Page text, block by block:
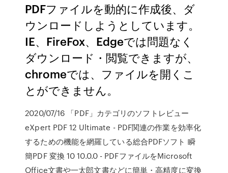
PDFファイルを動的に作成後、ダ
ウンロードしようとしています。
IE、FireFox、Edgeでは問題なく
ダウンロード・閲覧できますが、
chromeでは、ファイルを開くこ
とができません。
2020/07/16 「PDF」カテゴリのソフトレビュー
eXpert PDF 12 Ultimate - PDF関連の作業を効率化
するための機能を網羅している総合PDFソフト 瞬
簡PDF 変換 10 10.0.0 - PDFファイルをMicrosoft
Office文書や一太郎文書などに簡単・高精度に変換